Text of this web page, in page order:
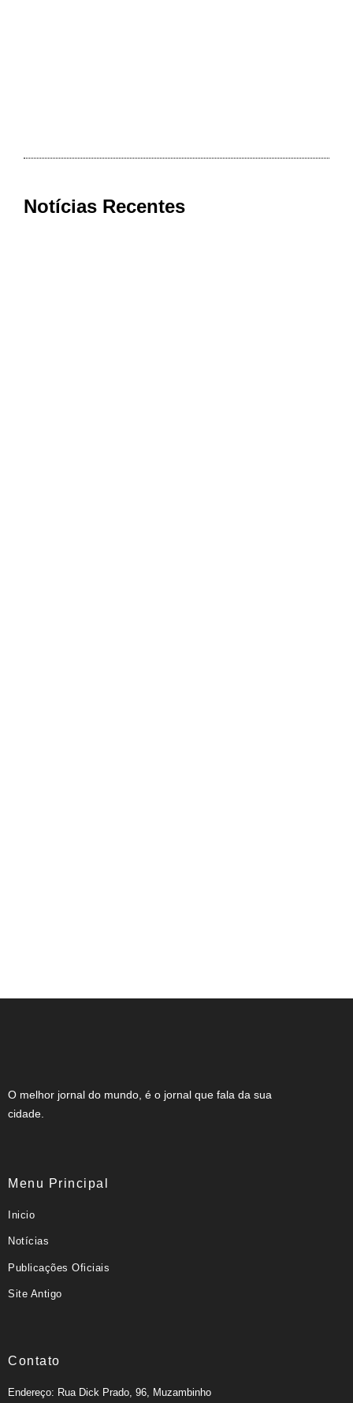
Notícias Recentes
O melhor jornal do mundo, é o jornal que fala da sua
cidade.
Menu Principal
Inicio
Notícias
Publicações Oficiais
Site Antigo
Contato
Endereço: Rua Dick Prado, 96, Muzambinho